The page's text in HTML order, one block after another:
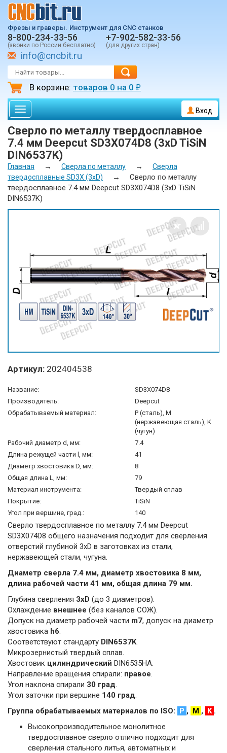
Фрезы и граверы. Инструмент для CNC станков
8-800-234-33-56
(звонки по России бесплатно)
+7-902-582-33-56
(для других стран)
info@cncbit.ru
В корзине: товаров 0 на 0 ₽
Toggle
navigation
Вход
Сверло по металлу твердосплавное
7.4 мм Deepcut SD3X074D8 (3xD TiSiN
DIN6537K)
Главная → Сверла по металлу →
Сверла
твердосплавные SD3X (3xD)
→
Сверло по металлу
твердосплавное 7.4 мм Deepcut SD3X074D8 (3xD TiSiN
DIN6537K)
Артикул: 202404538
Название:
SD3X074D8
Производитель:
Deepcut
Обрабатываемый материал:
P (сталь), M
(нержавеющая сталь), K
(чугун)
Рабочий диаметр d, мм:
7.4
Длина режущей части l, мм:
41
Диаметр хвостовика D, мм:
8
Общая длина L, мм:
79
Материал инструмента:
Твердый сплав
Покрытие:
TiSiN
Угол при вершине, град.:
140
Сверло твердосплавное по металлу 7.4 мм Deepcut
SD3X074D8 общего назначения подходит для сверления
отверстий глубиной 3xD в заготовках из стали,
нержавеющей стали, чугуна.
Диаметр сверла 7.4 мм, диаметр хвостовика 8 мм,
длина рабочей части 41 мм, общая длина 79 мм.
Глубина сверления 3xD (до 3 диаметров).
Охлаждение внешнее (без каналов СОЖ).
Допуск на диаметр рабочей части m7, допуск на диаметр
хвостовика h6.
Соответствуют стандарту DIN6537K.
Микрозернистый твердый сплав.
Хвостовик цилиндрический DIN6535HA.
Направление вращения спирали: правое.
Угол наклона спирали 30 град.
Угол заточки при вершине 140 град.
Группа обрабатываемых материалов по ISO: P , M , K .
Высокопроизводительное монолитное
твердосплавное сверло отлично подходит для
сверления стального литья, автоматных и